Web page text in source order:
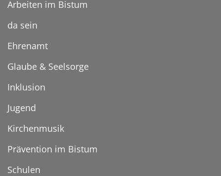
Arbeiten im Bistum
da sein
Ehrenamt
Glaube & Seelsorge
Inklusion
Jugend
Kirchenmusik
Prävention im Bistum
Schulen